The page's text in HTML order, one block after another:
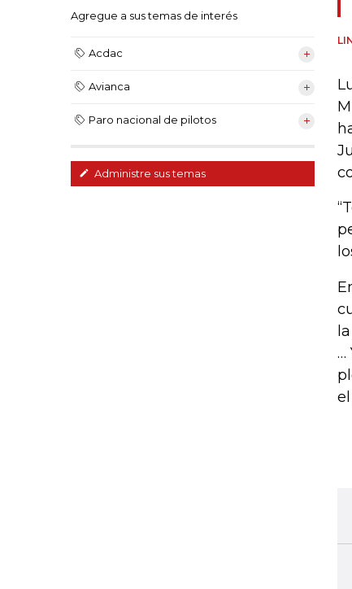
Agregue a sus temas de interés
Acdac
Avianca
Paro nacional de pilotos
Administre sus temas
…